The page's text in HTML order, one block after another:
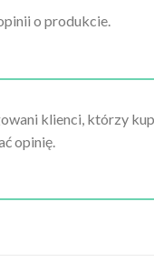
o produkcie.
klienci, którzy
opinię.